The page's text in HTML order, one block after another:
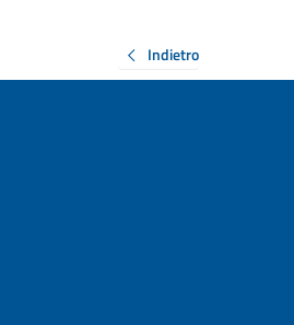
Indietro